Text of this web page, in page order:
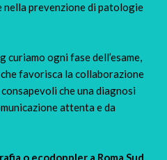
prevenzione di patologie
ogni fase dell’esame,
favorisca la collaborazione
che una diagnosi
attenta e da
o ecodoppler a Roma Sud,